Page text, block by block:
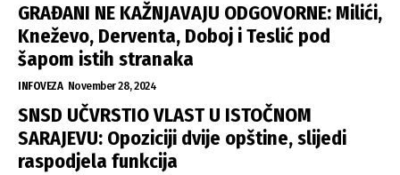
GRAĐANI NE KAŽNJAVAJU ODGOVORNE: Milići,
Kneževo, Derventa, Doboj i Teslić pod
šapom istih stranaka
INFOVEZA November 28, 2024
SNSD UČVRSTIO VLAST U ISTOČNOM
SARAJEVU: Opoziciji dvije opštine, slijedi
raspodjela funkcija